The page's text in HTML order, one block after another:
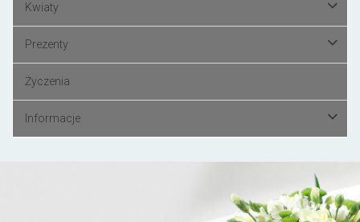
Kwiaty
Prezenty
Życzenia
Informacje